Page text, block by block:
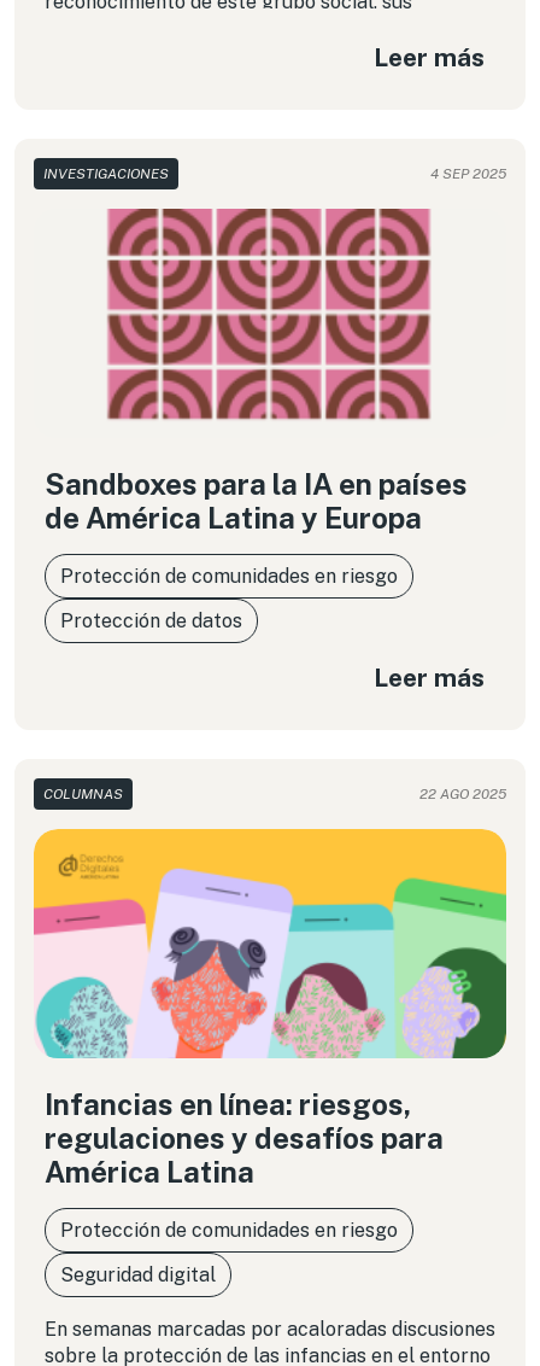
específicas. A propósito de esta efeméride, y en
mayores en las políticas de ciberseguridad en la
región, enfatizando en la importancia del acceso
significativo, seguro y autónomo a las tecnologías
para el ejercicio de los Derechos Humanos de
todas y todos.
Leer más
INVESTIGACIONES 4 SEP 2025
Sandboxes para la IA en países
de América Latina y Europa
Protección de comunidades en riesgo
Protección de datos
Leer más
COLUMNAS 22 AGO 2025
Infancias en línea: riesgos,
regulaciones y desafíos para
América Latina
Protección de comunidades en riesgo
Seguridad digital
En semanas marcadas por acaloradas discusiones
sobre la protección de las infancias en el entorno